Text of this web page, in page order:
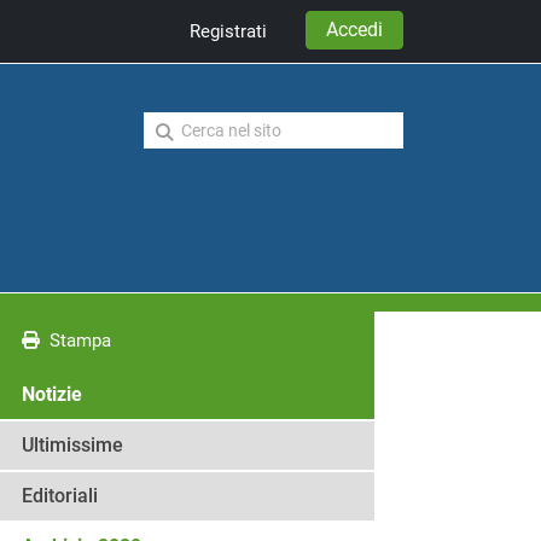
Registrati Accedi
Stampa
Notizie
Ultimissime
Editoriali